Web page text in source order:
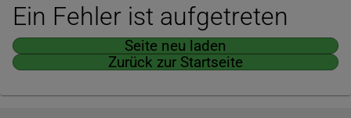
Ein Fehler ist aufgetreten
Seite neu laden
Zurück zur Startseite